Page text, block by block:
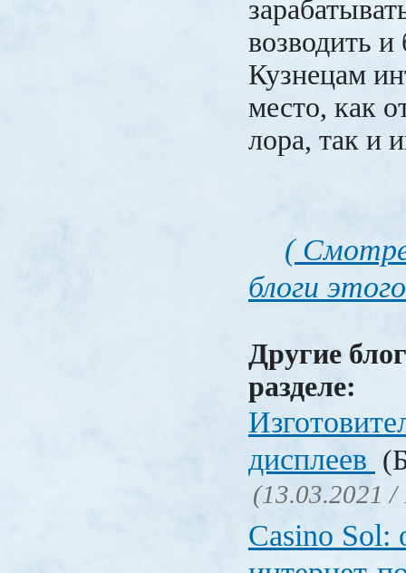
возводить
Кузнецам
место, как
лора, так и
(
блоги
Другие
разделе:
дисплеев
(13.03.2021 /
Casino Sol: